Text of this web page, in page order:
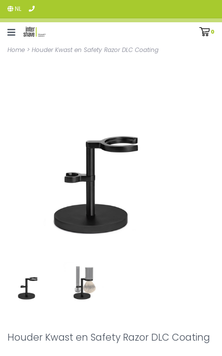
NL
0
Home > Houder Kwast en Safety Razor DLC Coating
Houder Kwast en Safety Razor DLC Coating